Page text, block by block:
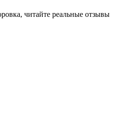
читайте реальные отзывы